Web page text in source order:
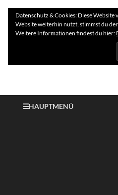
HAUPTMENÜ
Datenschutz & Cookies: Diese
Website weiterhin nutzt, stimmst du
Weitere Informationen findest du hier: